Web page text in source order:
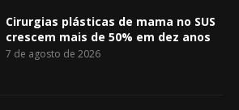
Cirurgias plásticas de mama no SUS
crescem mais de 50% em dez anos
7 de agosto de 2026